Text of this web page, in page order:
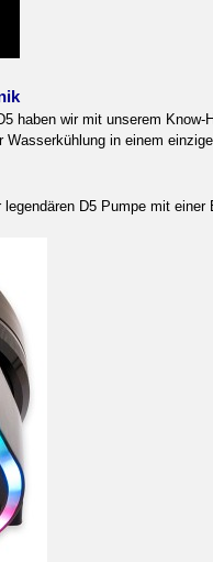
haben wir mit unserem
in einem
D5 Pumpe mit